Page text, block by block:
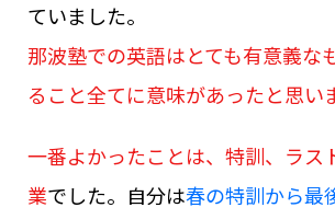
ていました。
那波塾での英語はとても有意義な
ること全てに意味があったと思い
一番よかったことは、特訓、ラス
業でした。自分は春の特訓から最